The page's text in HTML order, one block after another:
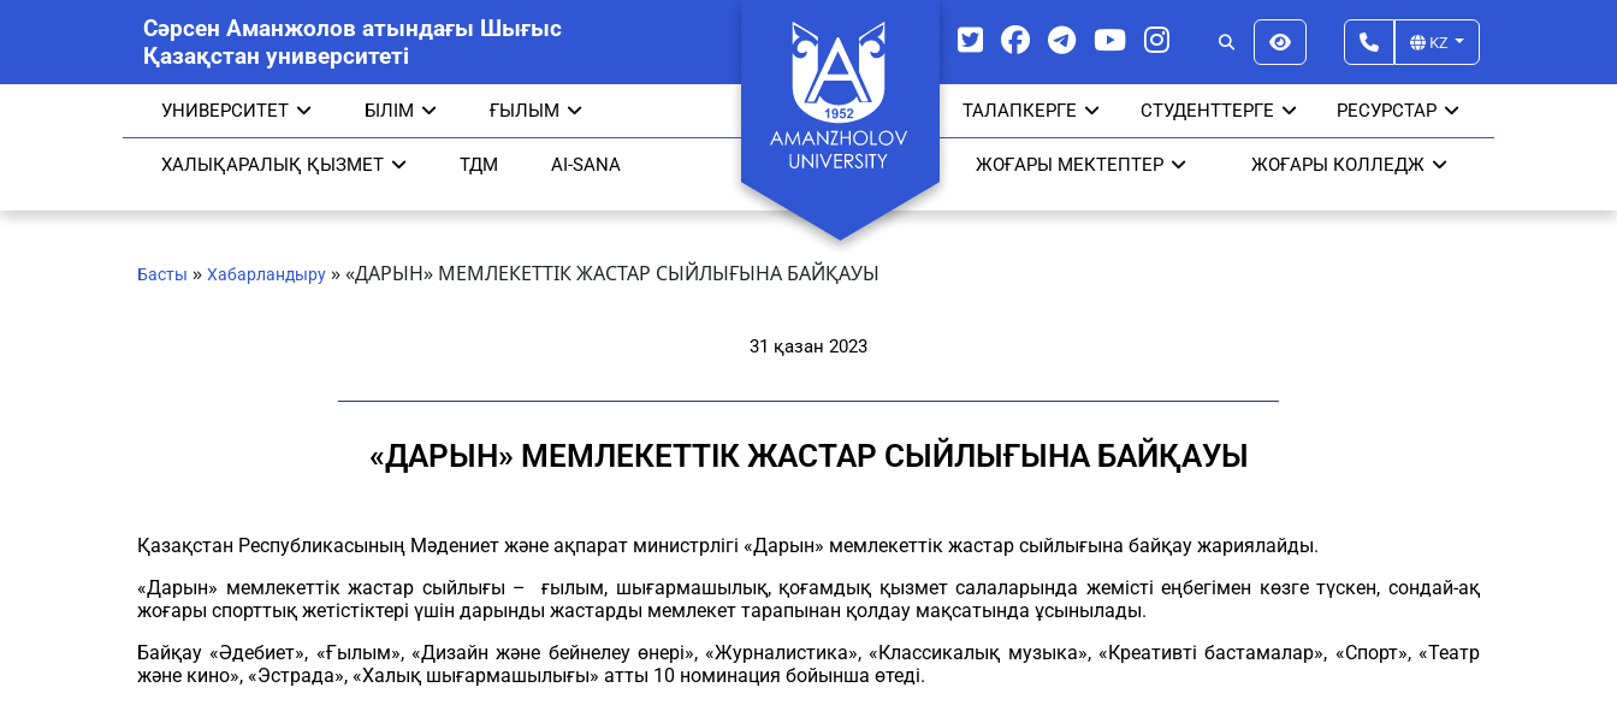
Сәрсен Аманжолов атындағы Шығыс
Қазақстан университеті
KZ
УНИВЕРСИТЕТ БІЛІМ ҒЫЛЫМ ТАЛАПКЕРГЕ СТУДЕНТТЕРГЕ РЕСУРСТАР
ХАЛЫҚАРАЛЫҚ ҚЫЗМЕТ ТДМ AI-SANA ЖОҒАРЫ МЕКТЕПТЕР ЖОҒАРЫ КОЛЛЕДЖ
Басты » Хабарландыру »«ДАРЫН» МЕМЛЕКЕТТІК ЖАСТАР СЫЙЛЫҒЫНА БАЙҚАУЫ
31 қазан 2023
«ДАРЫН» МЕМЛЕКЕТТІК ЖАСТАР СЫЙЛЫҒЫНА БАЙҚАУЫ
Қазақстан Республикасының Мәдениет және ақпарат министрлігі «Дарын» мемлекеттік жастар сыйлығына байқау жариялайды.
«Дарын» мемлекеттік жастар сыйлығы – ғылым, шығармашылық, қоғамдық қызмет салаларында жемiстi еңбегімен көзге түскен, сондай-ақ
жоғары спорттық жетістіктері үшін дарынды жастарды мемлекет тарапынан қолдау мақсатында ұсынылады.
Байқау «Әдебиет», «Ғылым», «Дизайн және бейнелеу өнері», «Журналистика», «Классикалық музыка», «Креативті бастамалар», «Спорт», «Театр
және кино», «Эстрада», «Халық шығармашылығы» атты 10 номинация бойынша өтеді.